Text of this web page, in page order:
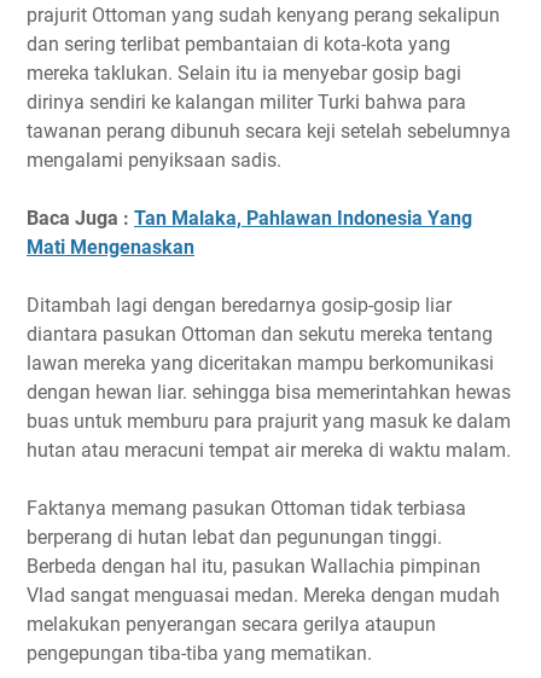
prajurit Ottoman yang sudah kenyang perang sekalipun
dan sering terlibat pembantaian di kota-kota yang
mereka taklukan. Selain itu ia menyebar gosip bagi
dirinya sendiri ke kalangan militer Turki bahwa para
tawanan perang dibunuh secara keji setelah sebelumnya
mengalami penyiksaan sadis.
Baca Juga : Tan Malaka, Pahlawan Indonesia Yang
Mati Mengenaskan
Ditambah lagi dengan beredarnya gosip-gosip liar
diantara pasukan Ottoman dan sekutu mereka tentang
lawan mereka yang diceritakan mampu berkomunikasi
dengan hewan liar. sehingga bisa memerintahkan hewas
buas untuk memburu para prajurit yang masuk ke dalam
hutan atau meracuni tempat air mereka di waktu malam.
Faktanya memang pasukan Ottoman tidak terbiasa
berperang di hutan lebat dan pegunungan tinggi.
Berbeda dengan hal itu, pasukan Wallachia pimpinan
Vlad sangat menguasai medan. Mereka dengan mudah
melakukan penyerangan secara gerilya ataupun
pengepungan tiba-tiba yang mematikan.